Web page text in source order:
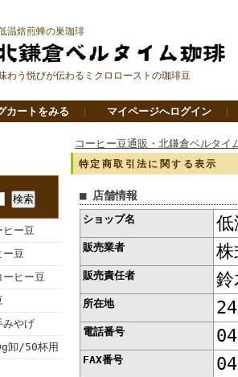
温焙煎蜂の巣珈琲
わう悦びが伝わるミクロローストの珈琲豆
カートをみる マイページへログイン
ヒー豆
ー豆
ーヒー豆
みやげ
卸/50杯用
コーヒー豆通販・北鎌倉ベルタイ
特定商取引法に関する表示
■ 店舗情報
ショップ名
販売業者 株
販売責任者
所在地
電話番号
FAX番号